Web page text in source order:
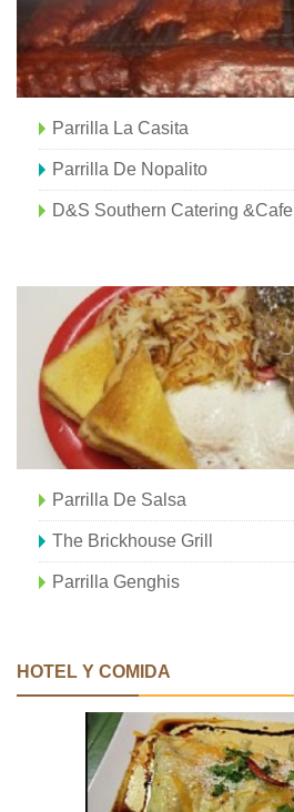
Parrilla La Casita
Parrilla De Nopalito
D&S Southern Catering &Cafe
Parrilla De Salsa
The Brickhouse Grill
Parrilla Genghis
HOTEL Y COMIDA